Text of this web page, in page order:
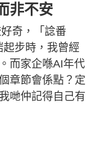
非不安
奇，「諗番
步時，我曾經
而家企喺AI年代
章節會係點？定
哋仲記得自己有